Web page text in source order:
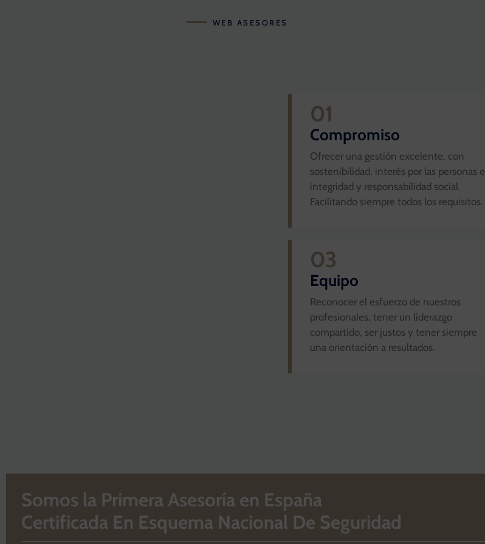
WEB ASESORES
01
Compromiso
Ofrecer una gestión excelente, con
sostenibilidad, interés por las personas e
integridad y responsabilidad social.
Facilitando siempre todos los requisitos.
03
Equipo
Reconocer el esfuerzo de nuestros
profesionales, tener un liderazgo
compartido, ser justos y tener siempre
una orientación a resultados.
Somos la Primera Asesoría en España
Certificada En Esquema Nacional De Seguridad